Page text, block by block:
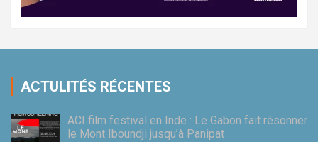
ACTULITÉS RÉCENTES
ACI film festival en Inde : Le Gabon fait résonner
le Mont Iboundji jusqu’à Panipat